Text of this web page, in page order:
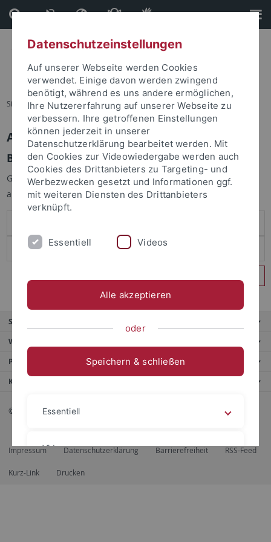
Direkt
zum
Inhalt
Direkt
zur
Fußleiste
Sie sind hier: Startseite
Anmelden
Benutzeranmeldung
Geben Sie Ihren Benutzernamen und Ihr Passwort an um sich
anzumelden:
Service
Weitere Angebote
Portale
Kontaktinfo
© 2026 Eberhard Karls Universität Tübingen, Tübingen
Impressum Datenschutzerklärung Barrierefreiheit RSS-Feed
Kurz-Link Drucken
Datenschutzeinstellungen
Auf unserer Webseite werden Cookies
verwendet. Einige davon werden zwingend
benötigt, während es uns andere ermöglichen,
Ihre Nutzererfahrung auf unserer Webseite zu
verbessern. Ihre getroffenen Einstellungen
können jederzeit in unserer
Datenschutzerklärung bearbeitet werden. Mit
den Cookies zur Videowiedergabe werden auch
Cookies des Drittanbieters zu Targeting- und
Werbezwecken gesetzt und Informationen ggf.
mit weiteren Diensten des Drittanbieters
verknüpft.
Essentiell Videos
Alle akzeptieren
oder
Speichern & schließen
Essentiell
Videos